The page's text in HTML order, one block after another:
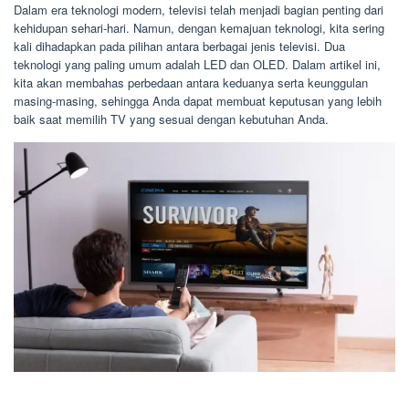
Dalam era teknologi modern, televisi telah menjadi bagian penting dari
kehidupan sehari-hari. Namun, dengan kemajuan teknologi, kita sering
kali dihadapkan pada pilihan antara berbagai jenis televisi. Dua
teknologi yang paling umum adalah LED dan OLED. Dalam artikel ini,
kita akan membahas perbedaan antara keduanya serta keunggulan
masing-masing, sehingga Anda dapat membuat keputusan yang lebih
baik saat memilih TV yang sesuai dengan kebutuhan Anda.